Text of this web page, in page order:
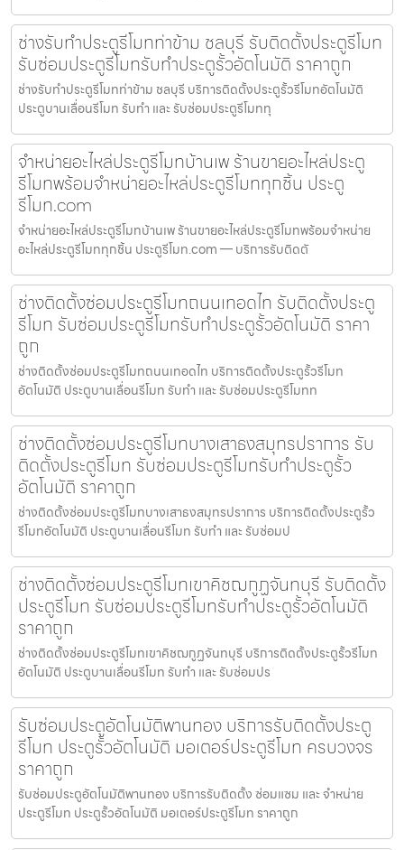
ช่างรับทำประตูรีโมทท่าข้าม ชลบุรี รับติดตั้งประตูรีโมท
รับซ่อมประตูรีโมทรับทำประตูรั้วอัตโนมัติ ราคาถูก
ช่างรับทำประตูรีโมทท่าข้าม ชลบุรี บริการติดตั้งประตูรั้วรีโมทอัตโนมัติ
ประตูบานเลื่อนรีโมท รับทำ และ รับซ่อมประตูรีโมททุ
จำหน่ายอะไหล่ประตูรีโมทบ้านเพ ร้านขายอะไหล่ประตู
รีโมทพร้อมจำหน่ายอะไหล่ประตูรีโมททุกชิ้น ประตู
รีโมท.com
จำหน่ายอะไหล่ประตูรีโมทบ้านเพ ร้านขายอะไหล่ประตูรีโมทพร้อมจำหน่าย
อะไหล่ประตูรีโมททุกชิ้น ประตูรีโมท.com — บริการรับติดตั
ช่างติดตั้งซ่อมประตูรีโมทถนนเทอดไท รับติดตั้งประตู
รีโมท รับซ่อมประตูรีโมทรับทำประตูรั้วอัตโนมัติ ราคา
ถูก
ช่างติดตั้งซ่อมประตูรีโมทถนนเทอดไท บริการติดตั้งประตูรั้วรีโมท
อัตโนมัติ ประตูบานเลื่อนรีโมท รับทำ และ รับซ่อมประตูรีโมทท
ช่างติดตั้งซ่อมประตูรีโมทบางเสาธงสมุทรปราการ รับ
ติดตั้งประตูรีโมท รับซ่อมประตูรีโมทรับทำประตูรั้ว
อัตโนมัติ ราคาถูก
ช่างติดตั้งซ่อมประตูรีโมทบางเสาธงสมุทรปราการ บริการติดตั้งประตูรั้ว
รีโมทอัตโนมัติ ประตูบานเลื่อนรีโมท รับทำ และ รับซ่อมป
ช่างติดตั้งซ่อมประตูรีโมทเขาคิชฌกูฏจันทบุรี รับติดตั้ง
ประตูรีโมท รับซ่อมประตูรีโมทรับทำประตูรั้วอัตโนมัติ
ราคาถูก
ช่างติดตั้งซ่อมประตูรีโมทเขาคิชฌกูฏจันทบุรี บริการติดตั้งประตูรั้วรีโมท
อัตโนมัติ ประตูบานเลื่อนรีโมท รับทำ และ รับซ่อมปร
รับซ่อมประตูอัตโนมัติพานทอง บริการรับติดตั้งประตู
รีโมท ประตูรั้วอัตโนมัติ มอเตอร์ประตูรีโมท ครบวงจร
ราคาถูก
รับซ่อมประตูอัตโนมัติพานทอง บริการรับติดตั้ง ซ่อมแซม และ จำหน่าย
ประตูรีโมท ประตูรั้วอัตโนมัติ มอเตอร์ประตูรีโมท ราคาถูก